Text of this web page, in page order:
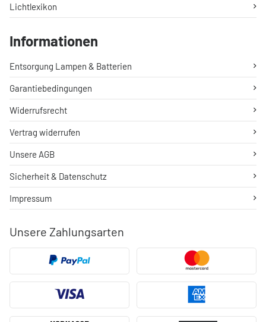
Unsere Zahlungsarten
Lichtlexikon
Informationen
Entsorgung Lampen & Batterien
Garantiebedingungen
Widerrufsrecht
Vertrag widerrufen
Unsere AGB
Sicherheit & Datenschutz
Impressum